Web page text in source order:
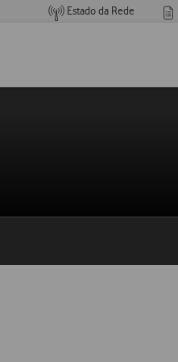
Estado da Rede